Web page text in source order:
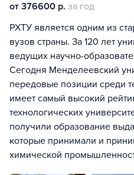
от 376600 р. за год
РХТУ является одним из
вузов страны. За 120 лет
ведущих научно-
Сегодня Менделеевский
передовые позиции среди
имеет самый высокий
технологических
получили образование
которые принимали и
химической